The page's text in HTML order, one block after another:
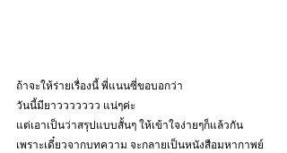
ถ้าจะให้ร่ายเรื่องนี้ พี่แนนซี่ขอบอกว่า
วันนี้มียาววววววว แน่ๆค่ะ
แต่เอาเป็นว่าสรุปแบบสั้นๆ ให้เข้าใจง่ายๆก็แล้วกัน
เพราะเดี๋ยวจากบทความ จะกลายเป็นหนังสือมหากาพย์